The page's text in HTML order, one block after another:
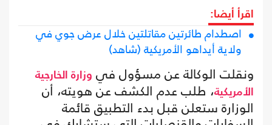
اقرأ أيضا:
اصطدام طائرتين مقاتلتين خلال عرض جوي في
ولاية أيداهو الأمريكية (شاهد)
ونقلت الوكالة عن مسؤول في وزارة الخارجية
الأمريكية، طلب عدم الكشف عن هويته، أن
الوزارة ستعلن قبل بدء التطبيق قائمة